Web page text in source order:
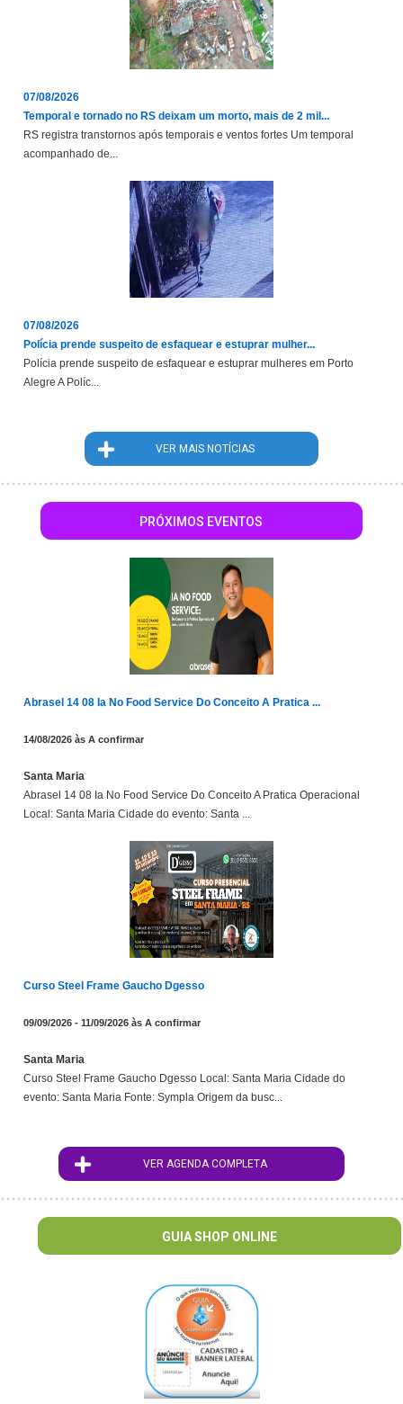
07/08/2026
Temporal e tornado no RS deixam um morto, mais de 2 mil...
RS registra transtornos após temporais e ventos fortes Um temporal
acompanhado de...
07/08/2026
Polícia prende suspeito de esfaquear e estuprar mulher...
Polícia prende suspeito de esfaquear e estuprar mulheres em Porto
Alegre A Políc...
VER MAIS NOTÍCIAS
PRÓXIMOS EVENTOS
Abrasel 14 08 Ia No Food Service Do Conceito A Pratica ...
14/08/2026 às A confirmar
Santa Maria
Abrasel 14 08 Ia No Food Service Do Conceito A Pratica Operacional
Local: Santa Maria Cidade do evento: Santa ...
Curso Steel Frame Gaucho Dgesso
09/09/2026 - 11/09/2026 às A confirmar
Santa Maria
Curso Steel Frame Gaucho Dgesso Local: Santa Maria Cidade do
evento: Santa Maria Fonte: Sympla Origem da busc...
VER AGENDA COMPLETA
GUIA SHOP ONLINE